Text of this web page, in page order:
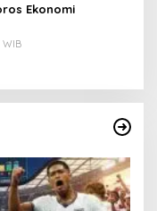
Ekonomi
WIB